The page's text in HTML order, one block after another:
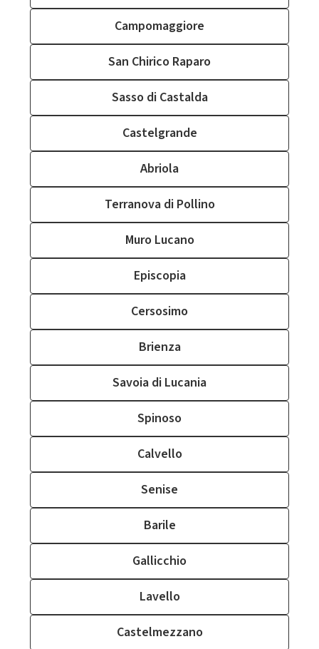
Campomaggiore
San Chirico Raparo
Sasso di Castalda
Castelgrande
Abriola
Terranova di Pollino
Muro Lucano
Episcopia
Cersosimo
Brienza
Savoia di Lucania
Spinoso
Calvello
Senise
Barile
Gallicchio
Lavello
Castelmezzano